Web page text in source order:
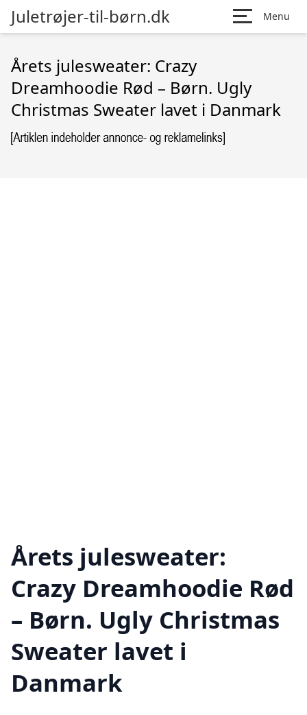
Juletrøjer-til-børn.dk Menu
Årets julesweater: Crazy
Dreamhoodie Rød – Børn. Ugly
Christmas Sweater lavet i Danmark
Årets julesweater:
Crazy Dreamhoodie Rød
– Børn. Ugly Christmas
Sweater lavet i
Danmark